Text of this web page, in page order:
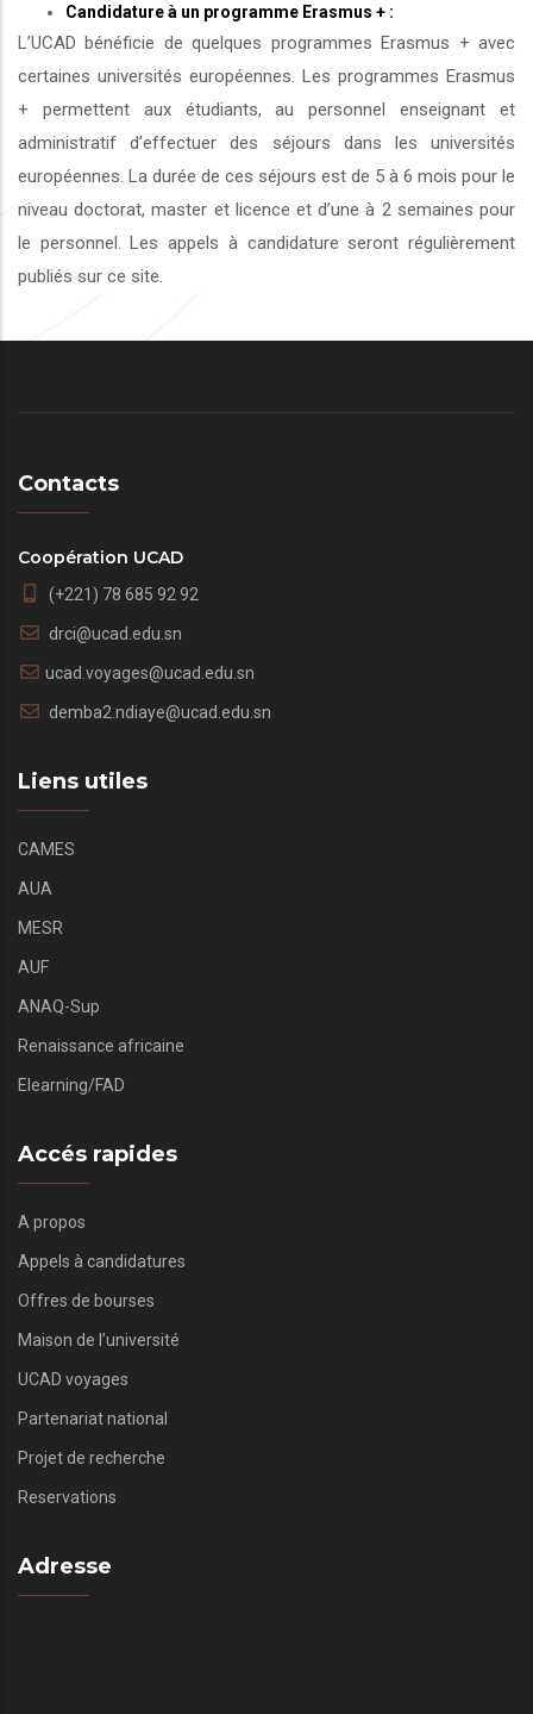
Candidature à un programme Erasmus + :
L’UCAD bénéficie de quelques programmes Erasmus + avec
certaines universités européennes. Les programmes Erasmus
+ permettent aux étudiants, au personnel enseignant et
administratif d’effectuer des séjours dans les universités
européennes. La durée de ces séjours est de 5 à 6 mois pour le
niveau doctorat, master et licence et d’une à 2 semaines pour
le personnel. Les appels à candidature seront régulièrement
publiés sur ce site.
Contacts
Coopération UCAD
(+221) 78 685 92 92
drci@ucad.edu.sn
ucad.voyages@ucad.edu.sn
demba2.ndiaye@ucad.edu.sn
Liens utiles
CAMES
AUA
MESR
AUF
ANAQ-Sup
Renaissance africaine
Elearning/FAD
Accés rapides
A propos
Appels à candidatures
Offres de bourses
Maison de l’université
UCAD voyages
Partenariat national
Projet de recherche
Reservations
Adresse